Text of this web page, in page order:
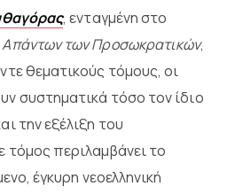
, ενταγμένη στο
Απάντων των Προσωκρατικών,
θεματικούς τόμους, οι
συστηματικά τόσο τον ίδιο
την εξέλιξη του
περιλαμβάνει το
έγκυρη νεοελληνική